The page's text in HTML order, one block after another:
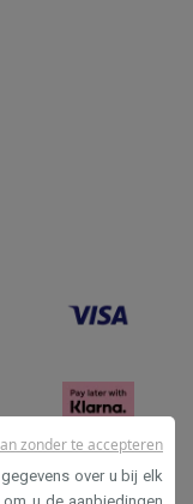
over u bij elk
zonder te accepteren